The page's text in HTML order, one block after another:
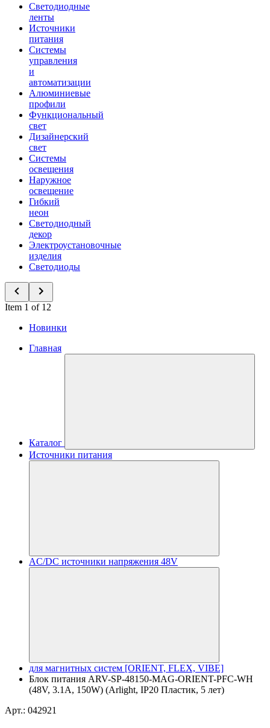
Светодиодные
ленты
Источники
питания
Системы
управления
и
автоматизации
Алюминиевые
профили
Функциональный
свет
Дизайнерский
свет
Системы
освещения
Наружное
освещение
Гибкий
неон
Светодиодный
декор
Электроустановочные
изделия
Светодиоды
Item 1 of 12
Новинки
Главная
Каталог
Источники питания
AC/DC источники напряжения 48V
для магнитных систем [ORIENT, FLEX, VIBE]
Блок питания ARV-SP-48150-MAG-ORIENT-PFC-WH
(48V, 3.1A, 150W) (Arlight, IP20 Пластик, 5 лет)
Арт.: 042921